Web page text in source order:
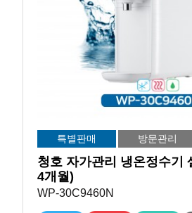
특별판매 방문관리
청호 자가관리 냉온정수기
4개월)
WP-30C9460N